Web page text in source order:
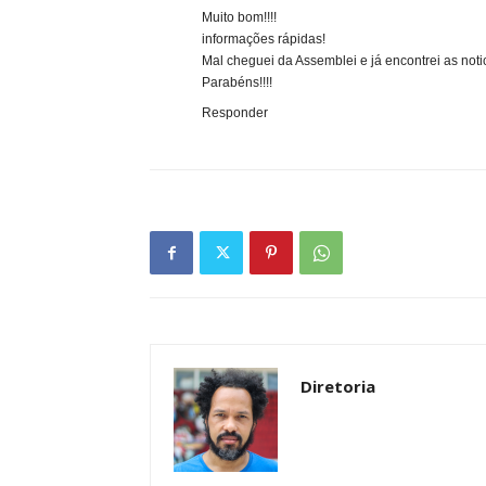
Muito bom!!!!
informações rápidas!
Mal cheguei da Assemblei e já encontrei as
Parabéns!!!!
Responder
Diretoria